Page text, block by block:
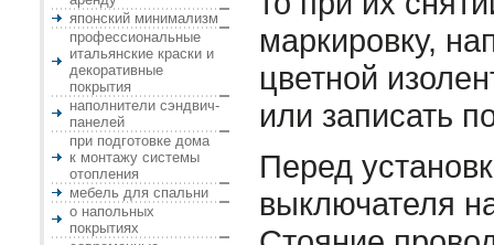
японский минимализм
профессиональные
итальянские краски и
декоративные
покрытия
наполнители сэндвич-
панелей
при подготовке дома
к монтажу системы
отопления
мебель для спальни
о напольных
покрытиях
маркировку,
цветной
или записать
Перед
выключателя